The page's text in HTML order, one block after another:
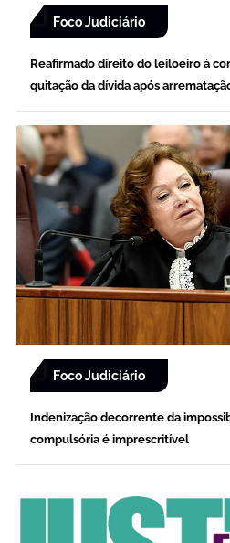
Foco Judiciário
Reafirmado direito do leiloeiro à
quitação da dívida após
Foco Judiciário
Indenização decorrente da
compulsória é imprescritível